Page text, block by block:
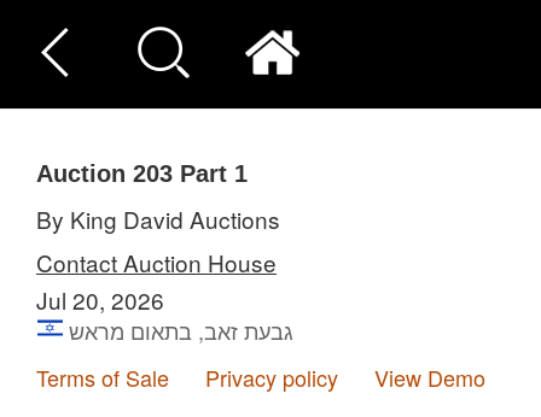
Auction 203 Part 1
By King David Auctions
Contact Auction House
Jul 20, 2026
גבעת זאב, בתאום מראש
Terms of Sale
Privacy policy View Demo